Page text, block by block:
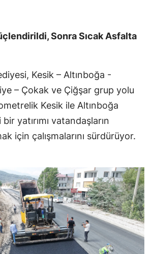
Sonra Sıcak Asfalta
Kesik – Altınboğa -
– Çokak ve Çiğşar grup yolu
Kesik ile Altınboğa
yatırımı vatandaşların
için çalışmalarını sürdürüyor.